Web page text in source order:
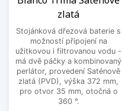
zlatá
Stojánková dřezová baterie s
možností připojení na
užitkovou i filtrovanou vodu -
má dvě páčky a kombinovaný
perlátor, provedení Saténově
zlatá (PVD), výška 372 mm,
pro otvor 35 mm, otočná o
360 °.